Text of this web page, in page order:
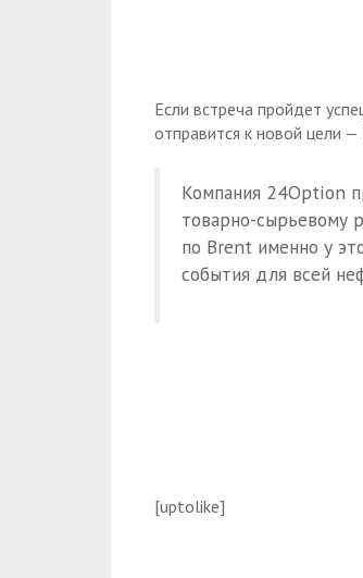
Если встреча пройдет
отправится к новой цели —
Компания 24Option
товарно-сырьевому
по Brent именно у
события для всей
[uptolike]